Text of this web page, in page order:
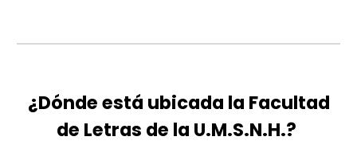
¿Dónde está ubicada la Facultad
de Letras de la U.M.S.N.H.?